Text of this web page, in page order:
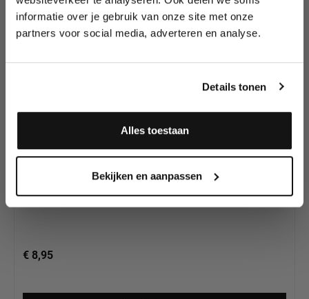
informatie over je gebruik van onze site met onze
partners voor social media, adverteren en analyse.
Details tonen
Alles toestaan
Bekijken en aanpassen
Diamond FX
€ 8,95
wedstrijden en meer.
Meld je aan en ontvang direct
Ja, ik meld me aan